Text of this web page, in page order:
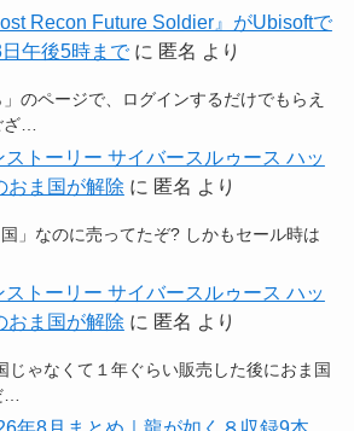
Recon Future Soldier』がUbisoftで
午後5時までに 匿名 より
」のページで、ログインするだけでもらえ
…
トーリー サイバースルゥース ハッ
おま国が解除 に 匿名 より
」なのに売ってたぞ? しかもセール時は
トーリー サイバースルゥース ハッ
おま国が解除 に 匿名 より
じゃなくて１年ぐらい販売した後におま国